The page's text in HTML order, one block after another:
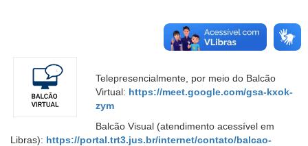
Telepresencialmente, por meio do Balcão
Virtual: https://meet.google.com/gsa-kxok-
zym
Balcão Visual (atendimento acessível em
Libras): https://portal.trt3.jus.br/internet/contato/balcao-